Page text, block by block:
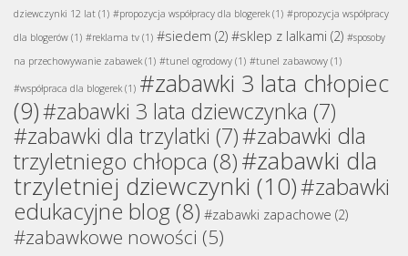
dziewczynki 12 lat (1) #propozycja współpracy dla blogerek(1) #propozycja współpracy
dla blogerów (1) #reklama tv (1) #siedem (2) #sklep z lalkami (2) #sposoby
na przechowywanie zabawek(1) #tunel ogrodowy (1) #tunel zabawowy (1)
#współpraca dla blogerek(1) #zabawki 3 lata chłopiec
(9)#zabawki 3 lata dziewczynka (7)
#zabawki dla trzylatki (7)#zabawki dla
trzyletniego chłopca (8)#zabawki dla
trzyletniej dziewczynki (10)#zabawki
edukacyjne blog(8) #zabawki zapachowe (2)
#zabawkowe nowości (5)